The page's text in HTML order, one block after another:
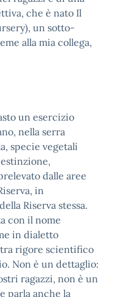
che è nato Il
un sotto-
alla mia collega,
un esercizio
nella serra
specie vegetali
dalle aree
in
Riserva stessa.
con il nome
in dialetto
rigore scientifico
Non è un dettaglio:
ragazzi, non è un
parla anche la